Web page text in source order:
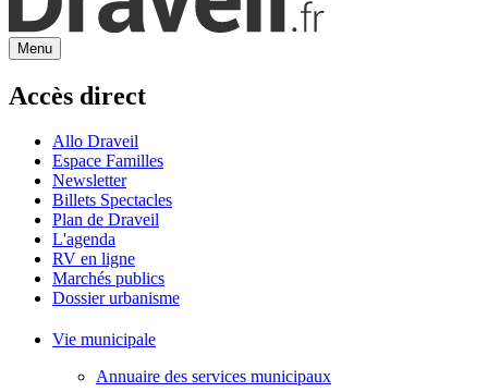
Menu
Accès direct
Allo Draveil
Espace Familles
Newsletter
Billets Spectacles
Plan de Draveil
L'agenda
RV en ligne
Marchés publics
Dossier urbanisme
Vie municipale
Annuaire des services municipaux